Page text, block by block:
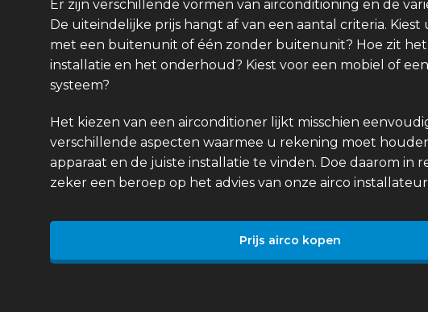
Er zijn verschillende vormen van airconditioning en de
De uiteindelijke prijs hangt af van een aantal criteria. Kiest
met een buitenunit of één zonder buitenunit? Hoe zit
installatie en het onderhoud? Kiest voor een mobiel of
systeem?
Het kiezen van een airconditioner lijkt misschien
verschillende aspecten waarmee u rekening moet
apparaat en de juiste installatie te vinden. Doe daarom in
zeker een beroep op het advies van onze airco
Prijs airco kopen